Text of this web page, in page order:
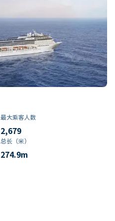
最大乘客人数
2,679
总长（米）
274.9m